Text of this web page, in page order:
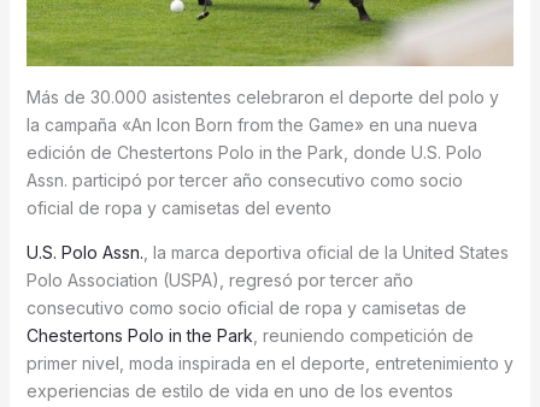
Más de 30.000 asistentes celebraron el deporte del polo y
la campaña «An Icon Born from the Game» en una nueva
edición de Chestertons Polo in the Park, donde U.S. Polo
Assn. participó por tercer año consecutivo como socio
oficial de ropa y camisetas del evento
U.S. Polo Assn. , la marca deportiva oficial de la United States
Polo Association (USPA), regresó por tercer año
consecutivo como socio oficial de ropa y camisetas de
Chestertons Polo in the Park , reuniendo competición de
primer nivel, moda inspirada en el deporte, entretenimiento y
experiencias de estilo de vida en uno de los eventos